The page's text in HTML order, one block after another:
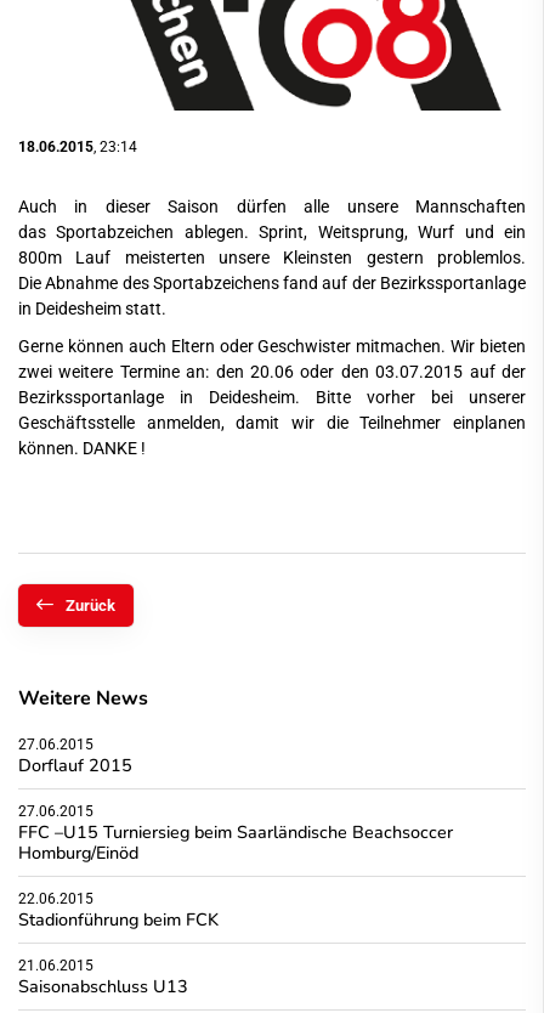
18.06.2015 , 23:14
Auch in dieser Saison dürfen alle unsere Mannschaften
das Sportabzeichen ablegen. Sprint, Weitsprung, Wurf und ein
800m Lauf meisterten unsere Kleinsten gestern problemlos.
Die Abnahme des Sportabzeichens fand auf der Bezirkssportanlage
in Deidesheim statt.
Gerne können auch Eltern oder Geschwister mitmachen. Wir bieten
zwei weitere Termine an: den 20.06 oder den 03.07.2015 auf der
Bezirkssportanlage in Deidesheim. Bitte vorher bei unserer
Geschäftsstelle anmelden, damit wir die Teilnehmer einplanen
können. DANKE !
Zurück
Weitere News
27.06.2015
Dorflauf 2015
27.06.2015
FFC –U15 Turniersieg beim Saarländische Beachsoccer
Homburg/Einöd
22.06.2015
Stadionführung beim FCK
21.06.2015
Saisonabschluss U13